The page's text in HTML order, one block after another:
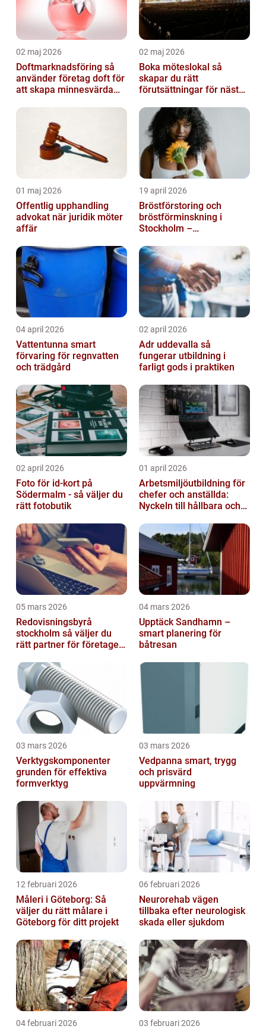
02 maj 2026
Doftmarknadsföring så
använder företag doft för
att skapa minnesvärda
02 maj 2026
Boka möteslokal så
skapar du rätt
förutsättningar för nästa
01 maj 2026
Offentlig upphandling
advokat när juridik möter
affär
19 april 2026
Bröstförstoring och
bröstförminskning i
Stockholm –
04 april 2026
Vattentunna smart
förvaring för regnvatten
och trädgård
02 april 2026
Adr uddevalla så
fungerar utbildning i
farligt gods i praktiken
02 april 2026
Foto för id-kort på
Södermalm - så väljer du
rätt fotobutik
01 april 2026
Arbetsmiljöutbildning för
chefer och anställda:
Nyckeln till hållbara och
05 mars 2026
Redovisningsbyrå
stockholm så väljer du
rätt partner för företagets
04 mars 2026
Upptäck Sandhamn –
smart planering för
båtresan
03 mars 2026
Verktygskomponenter
grunden för effektiva
formverktyg
03 mars 2026
Vedpanna smart, trygg
och prisvärd
uppvärmning
12 februari 2026
Måleri i Göteborg: Så
väljer du rätt målare i
Göteborg för ditt projekt
06 februari 2026
Neurorehab vägen
tillbaka efter neurologisk
skada eller sjukdom
04 februari 2026 03 februari 2026